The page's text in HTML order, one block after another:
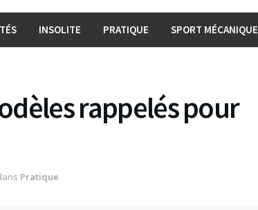
INSOLITE PRATIQUE SPORT MÉCANIQUE
rappelés pour
Pratique